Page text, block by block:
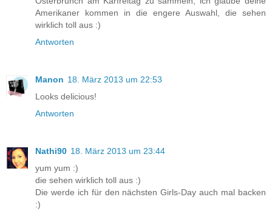
Amerikaner kommen in die engere Auswahl, die sehen
wirklich toll aus :)
Antworten
Manon 18. März 2013 um 22:53
Looks delicious!
Antworten
Nathi90 18. März 2013 um 23:44
yum yum :)
die sehen wirklich toll aus :)
Die werde ich für den nächsten Girls-Day auch mal backen
:)